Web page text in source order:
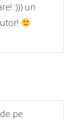
:))) un
pe